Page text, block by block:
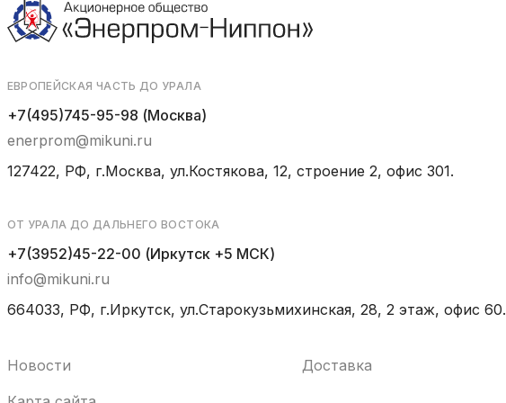
ЕВРОПЕЙСКАЯ ЧАСТЬ ДО УРАЛА
+7(495)745-95-98 (Москва)
enerprom@mikuni.ru
127422, РФ, г.Москва, ул.Костякова, 12, строение 2, офис 301.
ОТ УРАЛА ДО ДАЛЬНЕГО ВОСТОКА
+7(3952)45-22-00 (Иркутск +5 МСК)
info@mikuni.ru
664033, РФ, г.Иркутск, ул.Старокузьмихинская, 28, 2 этаж, офис 60.
Новости
Доставка